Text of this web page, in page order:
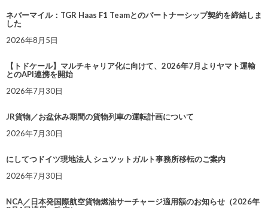
ネバーマイル：TGR Haas F1 Teamとのパートナーシップ契約を締結しま
した
2026年8月5日
【トドケール】マルチキャリア化に向けて、2026年7月よりヤマト運輸
とのAPI連携を開始
2026年7月30日
JR貨物／お盆休み期間の貨物列車の運転計画について
2026年7月30日
にしてつドイツ現地法人 シュツットガルト事務所移転のご案内
2026年7月30日
NCA／日本発国際航空貨物燃油サーチャージ適用額のお知らせ（2026年